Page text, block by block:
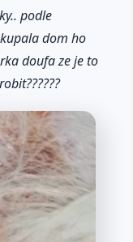
podle
dom ho
doufa ze je to